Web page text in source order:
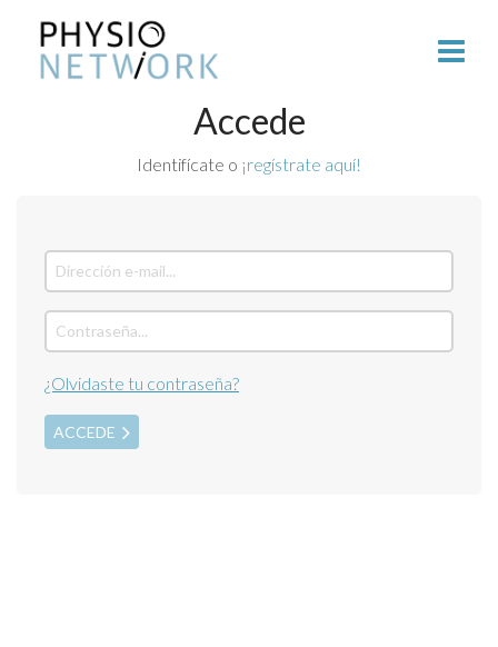
Accede
Identifícate o ¡regístrate aquí!
¿Olvidaste tu contraseña?
ACCEDE